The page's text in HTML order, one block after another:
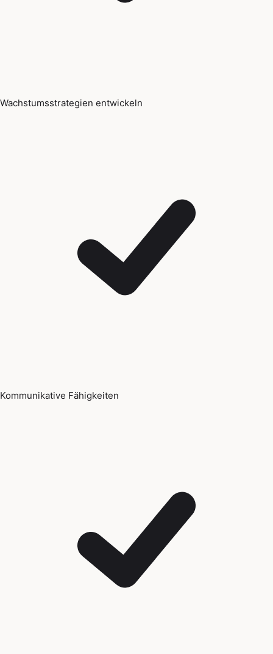
Wachstumsstrategien entwickeln
Kommunikative Fähigkeiten